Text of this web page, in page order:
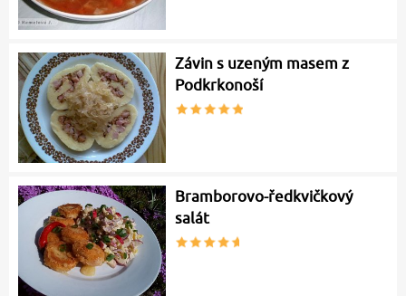
Závin s uzeným masem z
Podkrkonoší
Bramborovo-ředkvičkový
salát